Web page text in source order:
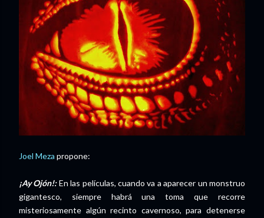
Joel Meza propone:
¡Ay Ojón!:En las películas, cuando va a aparecer un monstruo
gigantesco, siempre habrá una toma que recorre
misteriosamente algún recinto cavernoso, para detenerse